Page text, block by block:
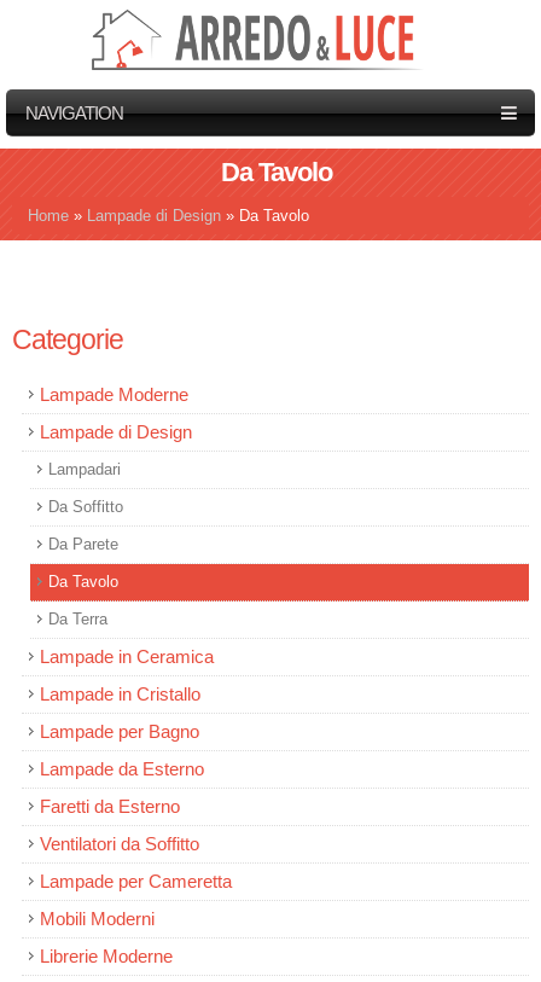
NAVIGATION
Da Tavolo
Tu sei qui
Home » Lampade di Design » Da Tavolo
Categorie
Lampade Moderne
Lampade di Design
Lampadari
Da Soffitto
Da Parete
Da Tavolo
Da Terra
Lampade in Ceramica
Lampade in Cristallo
Lampade per Bagno
Lampade da Esterno
Faretti da Esterno
Ventilatori da Soffitto
Lampade per Cameretta
Mobili Moderni
Librerie Moderne